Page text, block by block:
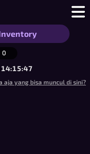
Bergaya
0
14:15:47
aja yang bisa muncul di sini?